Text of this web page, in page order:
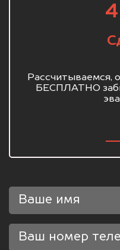
Рассчитываемся,
БЕСПЛАТНО